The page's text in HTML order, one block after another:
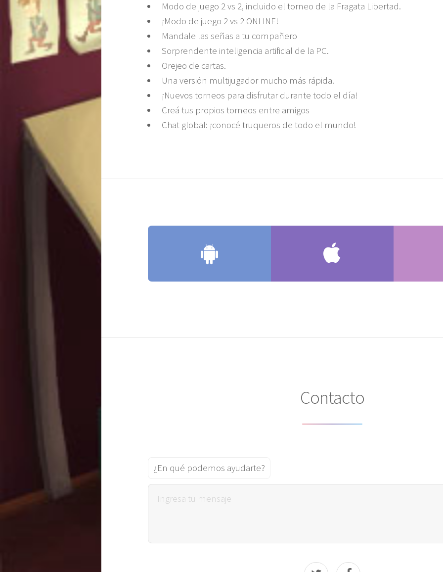
Modo de juego 2 vs 2, incluido el torneo de la Fragata Libertad.
¡Modo de juego 2 vs 2 ONLINE!
Mandale las señas a tu compañero
Sorprendente inteligencia artificial de la PC.
Orejeo de cartas.
Una versión multijugador mucho más rápida.
¡Nuevos torneos para disfrutar durante todo el día!
Creá tus propios torneos entre amigos
Chat global: ¡conocé truqueros de todo el mundo!
Contacto
¿En qué podemos ayudarte?